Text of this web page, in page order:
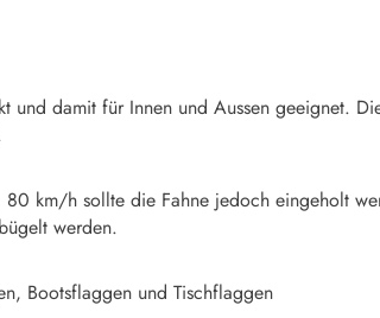
damit für Innen und Aussen geeignet.
km/h sollte die Fahne jedoch eingeholt
werden.
Bootsflaggen und Tischflaggen